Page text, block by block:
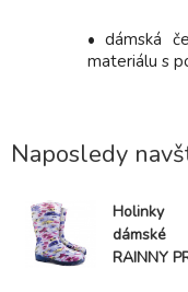
• dámská
materiálu s
Naposledy
Holinky
dámské
RAINNY